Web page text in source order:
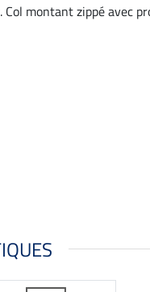
montant zippé avec